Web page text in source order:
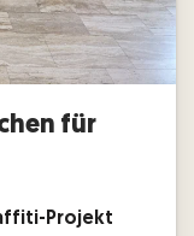
für
Projekt